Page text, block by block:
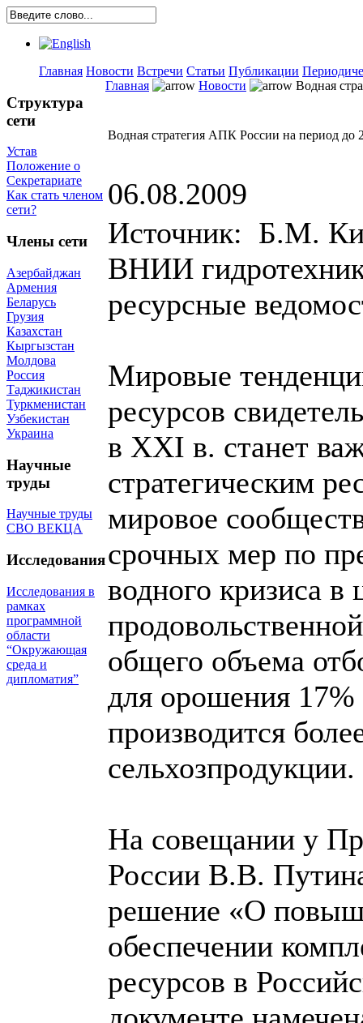
Главная Новости Встречи Статьи Публикации
Структура
сети
Устав
Положение о
Секретариате
Как стать членом
сети?
Члены сети
Азербайджан
Армения
Беларусь
Грузия
Казахстан
Кыргызстан
Молдова
Россия
Таджикистан
Туркменистан
Узбекистан
Украина
Научные
труды
Научные труды
СВО ВЕКЦА
Исследования
Исследования в
рамках
программной
области
“Окружающая
среда и
дипломатия”
Главная Новости Водная
Водная стратегия АПК России на период до
06.08.2009
Источник: Б.М.
ВНИИ
ресурсные
Мировые
ресурсов
в ХХI в. станет
стратегическим
мировое
срочных мер по
водного кризиса в
общего объема
для орошения
производится
сельхозпродукции.
На совещании у
России В.В.
решение «О
обеспечении
ресурсов в